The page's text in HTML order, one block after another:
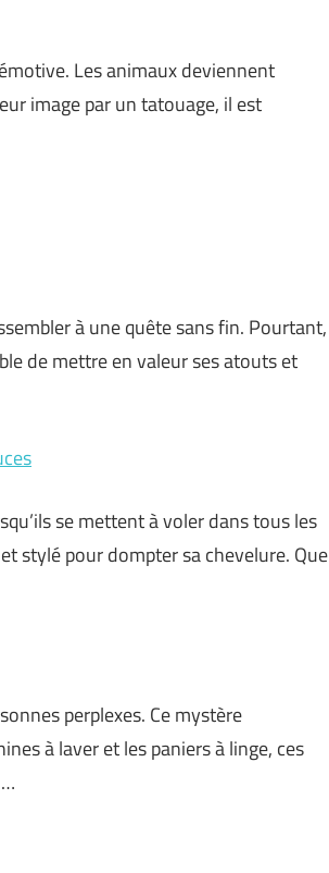
Les animaux deviennent
image par un tatouage, il est
à une quête sans fin. Pourtant,
de mettre en valeur ses atouts et
se mettent à voler dans tous les
stylé pour dompter sa chevelure. Que
perplexes. Ce mystère
à laver et les paniers à linge, ces